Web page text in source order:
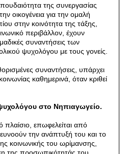
της συνεργασίας
οικογένεια για την ομαλή
στην κοινότητα της τάξης,
περιβάλλον, έχουν
συναντήσεις των
ψυχολόγου με τους γονείς.
συναντήσεις, υπάρχει
καθημερινά, όταν κριθεί
στο Νηπιαγωγείο.
πλαίσιο, επωφελείται από
την ανάπτυξή του και το
κοινωνικής του ωρίμανσης,
της προσωπικότητάς του.